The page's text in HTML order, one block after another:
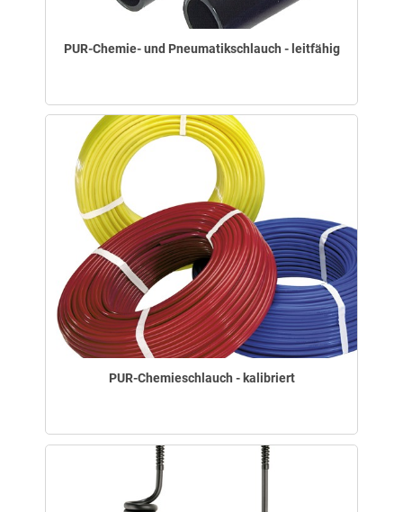
PUR-Chemie- und Pneumatikschlauch - leitfähig
PUR-Chemieschlauch - kalibriert